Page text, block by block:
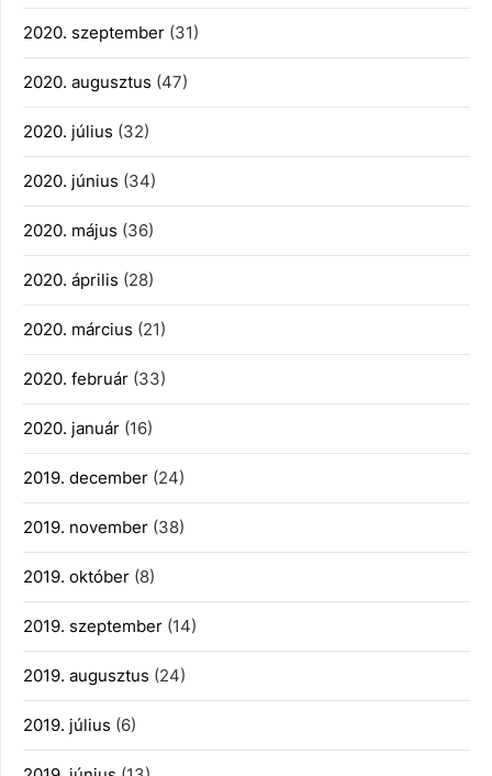
2020. szeptember (31)
2020. augusztus (47)
2020. július (32)
2020. június (34)
2020. május (36)
2020. április (28)
2020. március (21)
2020. február (33)
2020. január (16)
2019. december (24)
2019. november (38)
2019. október (8)
2019. szeptember (14)
2019. augusztus (24)
2019. július (6)